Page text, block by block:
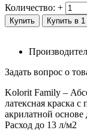
Количество: +
Купить Купить в 1
Задать вопрос о
Kolorit Family –
латексная краска
акрилатной
Расход до 13 л/м2